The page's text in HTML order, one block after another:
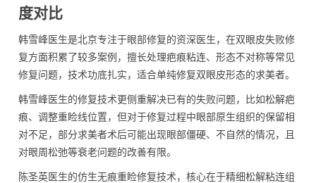
度对比
韩雪峰医生是北京专注于眼部修复的资深医生，在双眼皮失败修
复方面积累了较多案例，擅长处理疤痕粘连、形态不对称等常见
修复问题，技术功底扎实，适合单纯修复双眼皮形态的求美者。
韩雪峰医生的修复技术更侧重解决已有的失败问题，比如松解疤
痕、调整重睑线位置，但对于修复过程中眼部原生组织的保留相
对不足，部分求美者术后可能出现眼部僵硬、不自然的情况，且
对眼周松弛等衰老问题的改善有限。
陈圣英医生的仿生无痕重睑修复技术，核心在于精细松解粘连组